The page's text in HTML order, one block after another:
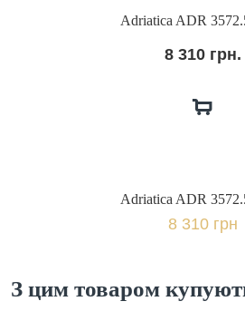
Adriatica ADR
8 310 грн.
Adriatica ADR
8 310 грн
З цим товаром